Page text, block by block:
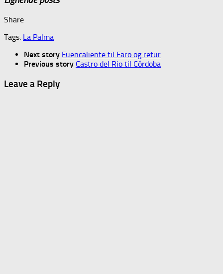
Share
Tags: La Palma
Next story Fuencaliente til Faro og retur
Previous story Castro del Rio til Córdoba
Leave a Reply